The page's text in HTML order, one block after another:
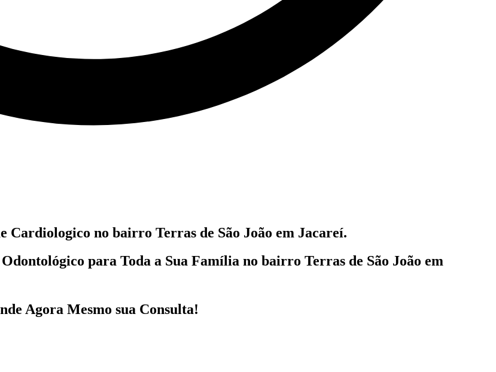
Cardiologico no bairro Terras de São João em Jacareí.
para Toda a Sua Família no bairro Terras de São João em
Agora Mesmo sua Consulta!